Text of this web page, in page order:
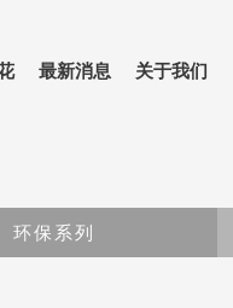
最新消息 关于我们
环保系列